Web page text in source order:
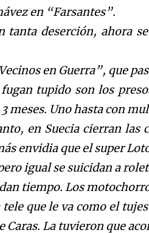
ávez en “Farsantes”.
tanta deserción, ahora
en Guerra”, que pas
fugan tupido son los
meses. Uno hasta con
en Suecia cierran las c
ásenvidia que el super
igual se suicidan a
tiempo. Los
teleque le va como el tujes
Caras. La tuvieron que